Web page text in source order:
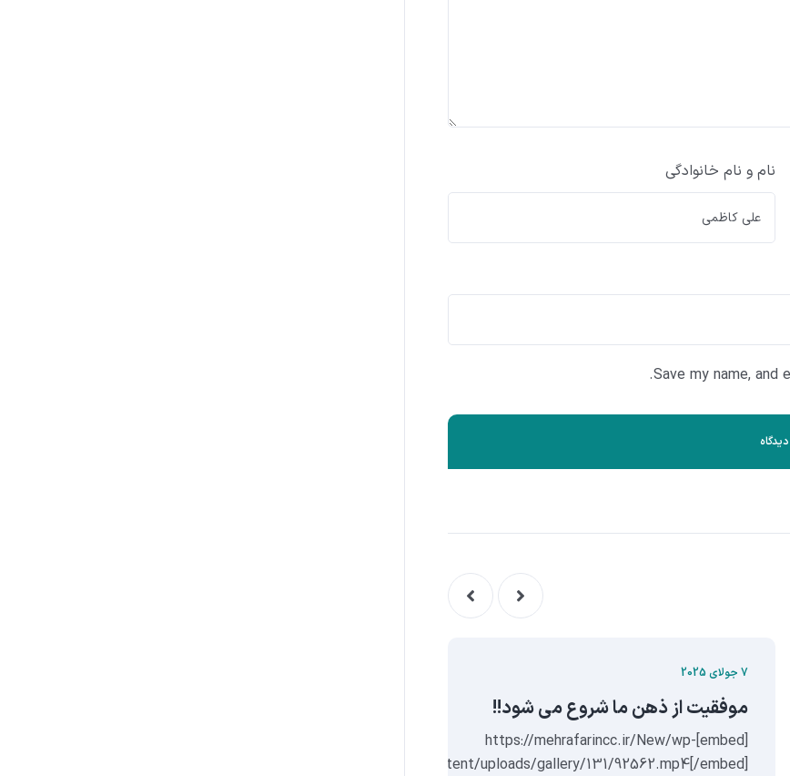
نام و نام خانوادگی
Save my name,
7 جولای 2025
موفقیت از ذهن ما شروع می شود!!
[embed]https://mehrafarincc.ir/New/wp-
content/uploads/gallery/131/92562.mp4[/embed]